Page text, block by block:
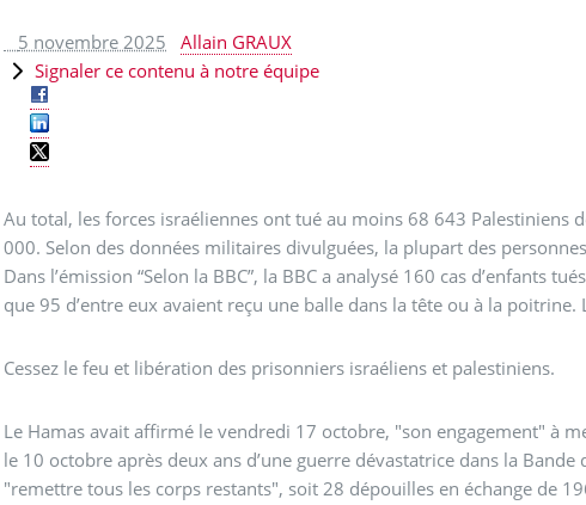
5 novembre 2025
Allain GRAUX
Signaler ce contenu à notre équipe
Au total, les forces israéliennes ont tué au moins 68 643 Palestiniens
000. Selon des données militaires divulguées, la plupart des
Dans l’émission “Selon la BBC”, la BBC a analysé 160 cas d’enfants
que 95 d’entre eux avaient reçu une balle dans la tête ou à la
Cessez le feu et libération des prisonniers israéliens et palestiniens.
Le Hamas avait affirmé le vendredi 17 octobre, "son engagement" à
le 10 octobre après deux ans d’une guerre dévastatrice dans la
"remettre tous les corps restants", soit 28 dépouilles en échange de